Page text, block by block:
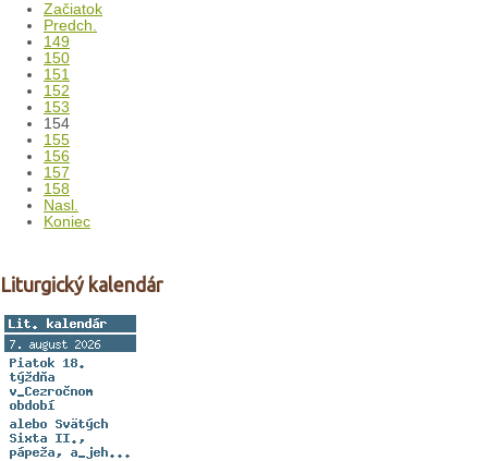
Začiatok
Predch.
149
150
151
152
153
154
155
156
157
158
Nasl.
Koniec
Liturgický kalendár